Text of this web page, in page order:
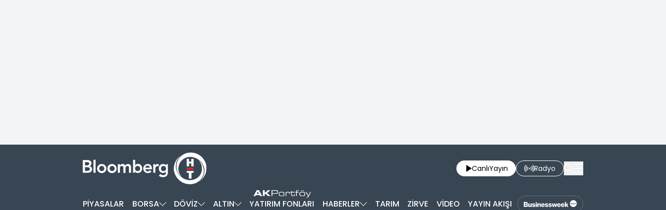
CanlıYayın Radyo
PİYASALAR BORSA DÖVİZ ALTIN YATIRIM FONLARI HABERLER TARIM ZİRVE VİDEO YAYIN AKIŞI